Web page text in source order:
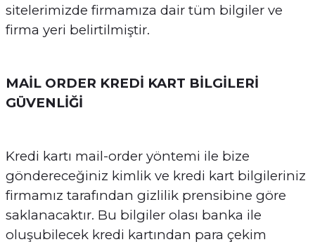
sitelerimizde firmamıza dair tüm bilgiler ve
firma yeri belirtilmiştir.
MAİL ORDER KREDİ KART BİLGİLERİ
GÜVENLİĞİ
Kredi kartı mail-order yöntemi ile bize
göndereceğiniz kimlik ve kredi kart bilgileriniz
firmamız tarafından gizlilik prensibine göre
saklanacaktır. Bu bilgiler olası banka ile
oluşubilecek kredi kartından para çekim